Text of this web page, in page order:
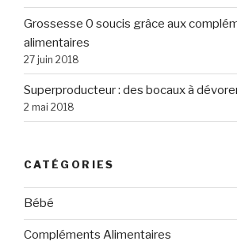
Grossesse 0 soucis grâce aux
alimentaires
27 juin 2018
Superproducteur : des bocaux à
2 mai 2018
CATÉGORIES
Bébé
Compléments Alimentaires